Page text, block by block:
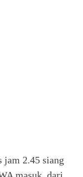
jam 2.45 siang